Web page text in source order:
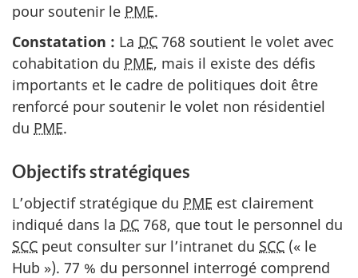
pour soutenir le PME.
Constatation : La DC 768 soutient le volet avec
cohabitation du PME, mais il existe des défis
importants et le cadre de politiques doit être
renforcé pour soutenir le volet non résidentiel
du PME.
Objectifs stratégiques
L’objectif stratégique du PME est clairement
indiqué dans la DC 768, que tout le personnel du
SCC peut consulter sur l’intranet du SCC (« le
Hub »). 77 % du personnel interrogé comprend